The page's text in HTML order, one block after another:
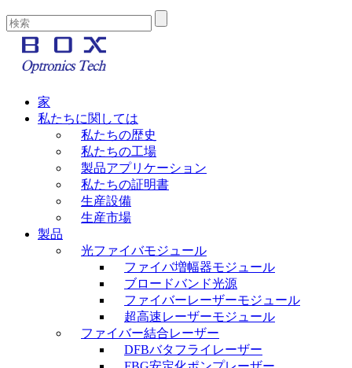
家
私たちに関しては
私たちの歴史
私たちの工場
製品アプリケーション
私たちの証明書
生産設備
生産市場
製品
光ファイバモジュール
ファイバ増幅器モジュール
ブロードバンド光源
ファイバーレーザーモジュール
超高速レーザーモジュール
ファイバー結合レーザー
DFBバタフライレーザー